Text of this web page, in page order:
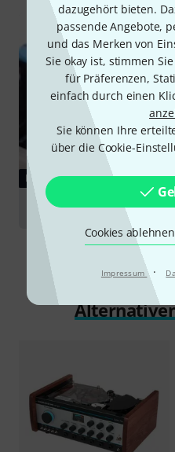
dazugehört bieten.
passende Angebote,
und das Merken von
Sie okay ist, stimmen
für Präferenzen,
einfach durch einen
Sie können Ihre
über die Cookie-
Cookies ablehnen
Impressum ·
RATGEBER
Delay Effekte